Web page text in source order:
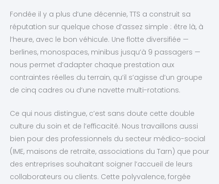
Fondée il y a plus d’une décennie, TTS a construit sa
réputation sur quelque chose d’assez simple : être là, à
l’heure, avec le bon véhicule. Une flotte diversifiée —
berlines, monospaces, minibus jusqu’à 9 passagers —
nous permet d’adapter chaque prestation aux
contraintes réelles du terrain, qu’il s’agisse d’un groupe
de cinq cadres ou d’une navette multi-rotations.
Ce qui nous distingue, c’est sans doute cette double
culture du soin et de l’efficacité. Nous travaillons aussi
bien pour des professionnels du secteur médico-social
(IME, maisons de retraite, associations du Tarn) que pour
des entreprises souhaitant soigner l’accueil de leurs
collaborateurs ou clients. Cette polyvalence, forgée